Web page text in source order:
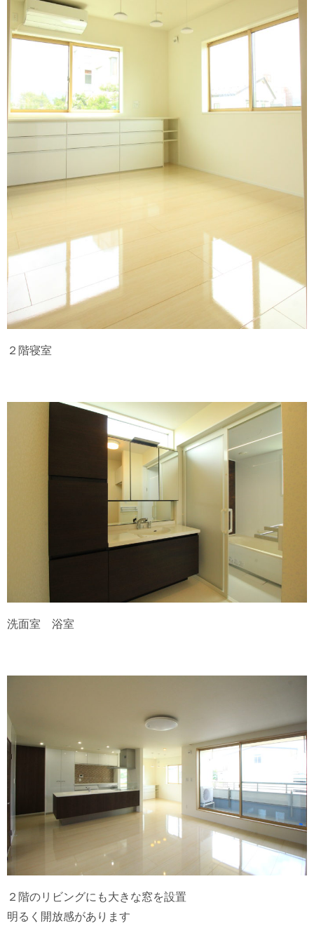
２階寝室
洗面室 浴室
２階のリビングにも大きな窓を設置
明るく開放感があります